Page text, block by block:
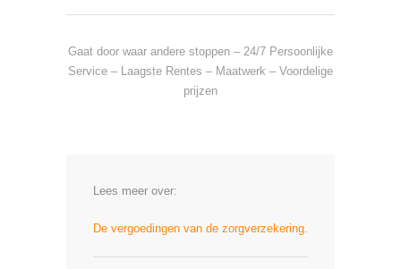
Gaat door waar andere stoppen – 24/7 Persoonlijke
Service – Laagste Rentes – Maatwerk – Voordelige
prijzen
Lees meer over:
De vergoedingen van de zorgverzekering.